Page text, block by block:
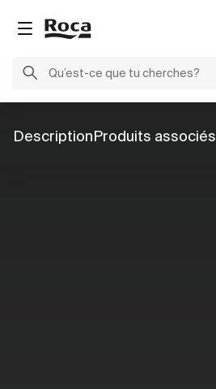
DescriptionProduits associés